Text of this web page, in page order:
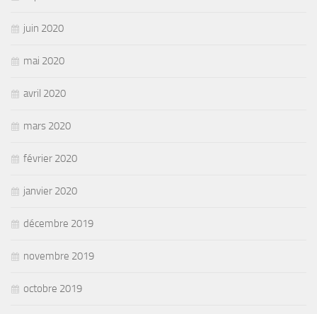
juin 2020
mai 2020
avril 2020
mars 2020
février 2020
janvier 2020
décembre 2019
novembre 2019
octobre 2019